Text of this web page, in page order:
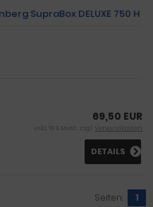
SupraBox DELUXE 750 H
69,50 EUR
inkl. 19 % MwSt. zzgl. Versandkosten
DETAILS
Seiten: 1